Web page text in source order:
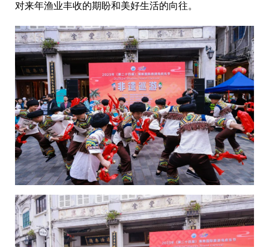
对来年渔业丰收的期盼和美好生活的向往。